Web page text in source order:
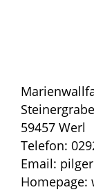
59457 Werl
Telefon:
Email: